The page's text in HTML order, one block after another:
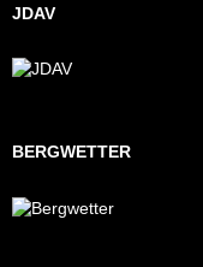
JDAV
BERGWETTER